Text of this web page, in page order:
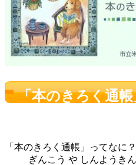
「本のきろく通
「本のきろく通帳」ってなに？
ぎんこう や しんようき